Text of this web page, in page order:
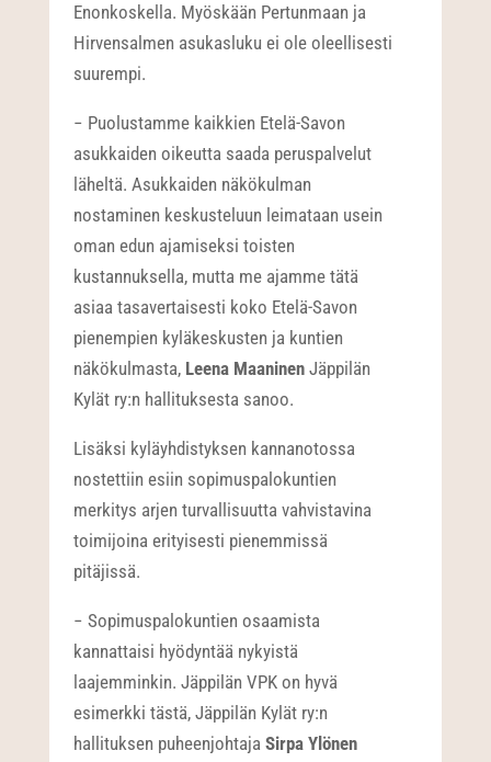
Enonkoskella. Myöskään Pertunmaan ja
Hirvensalmen asukasluku ei ole oleellisesti
suurempi.
− Puolustamme kaikkien Etelä-Savon
asukkaiden oikeutta saada peruspalvelut
läheltä. Asukkaiden näkökulman
nostaminen keskusteluun leimataan usein
oman edun ajamiseksi toisten
kustannuksella, mutta me ajamme tätä
asiaa tasavertaisesti koko Etelä-Savon
pienempien kyläkeskusten ja kuntien
näkökulmasta, Leena Maaninen Jäppilän
Kylät ry:n hallituksesta sanoo.
Lisäksi kyläyhdistyksen kannanotossa
nostettiin esiin sopimuspalokuntien
merkitys arjen turvallisuutta vahvistavina
toimijoina erityisesti pienemmissä
pitäjissä.
− Sopimuspalokuntien osaamista
kannattaisi hyödyntää nykyistä
laajemminkin. Jäppilän VPK on hyvä
esimerkki tästä, Jäppilän Kylät ry:n
hallituksen puheenjohtajaSirpa Ylönen